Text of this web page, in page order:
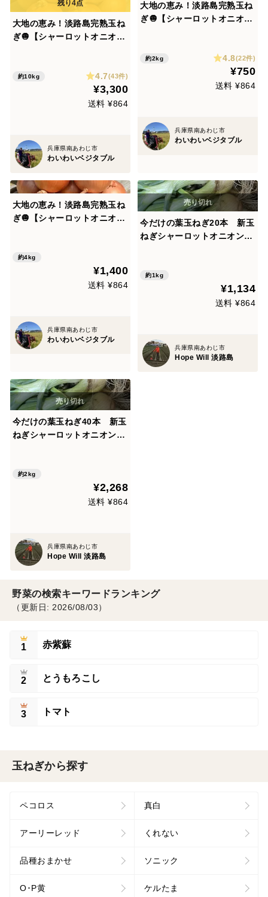
大地の恵み！淡路島完熟玉ね
ぎ🧅【シャーロットオニオ
約10kg 4.7(43件)
¥3,300
送料 ¥864
兵庫県南あわじ市
わいわいベジタブル
大地の恵み！淡路島完熟玉ね
ぎ🧅【シャーロットオニオ
約2kg 4.8(22件)
¥750
送料 ¥864
兵庫県南あわじ市
わいわいベジタブル
大地の恵み！淡路島完熟玉ね
ぎ🧅【シャーロットオニオ
約4kg
¥1,400
送料 ¥864
兵庫県南あわじ市
わいわいベジタブル
今だけの葉玉ねぎ20本 新玉
ねぎシャーロットオニオン
約1kg
¥1,134
送料 ¥864
兵庫県南あわじ市
Hope Will 淡路島
今だけの葉玉ねぎ40本 新玉
ねぎシャーロットオニオン
約2kg
¥2,268
送料 ¥864
兵庫県南あわじ市
Hope Will 淡路島
野菜の検索キーワードランキング
（更新日: 2026/08/03）
1 赤紫蘇
2 とうもろこし
3 トマト
玉ねぎから探す
ペコロス 真白
アーリーレッド くれない
品種おまかせ ソニック
O･P黄 ケルたま